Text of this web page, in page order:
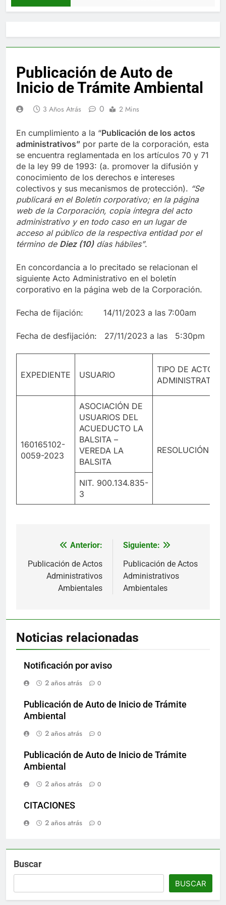
Publicación de Auto de
Inicio de Trámite Ambiental
3 Años Atrás 0 2 Mins
En cumplimiento a la “Publicación de los actos
administrativos” por parte de la corporación, esta
se encuentra reglamentada en los artículos 70 y 71
de la ley 99 de 1993: (a. promover la difusión y
conocimiento de los derechos e intereses
colectivos y sus mecanismos de protección). “Se
publicará en el Boletín corporativo; en la página
web de la Corporación, copia íntegra del acto
administrativo y en todo caso en un lugar de
acceso al público de la respectiva entidad por el
término de Diez (10)días hábiles”.
En concordancia a lo precitado se relacionan el
siguiente Acto Administrativo en el boletín
corporativo en la página web de la Corporación.
Fecha de fijación: 14/11/2023 a las 7:00am
Fecha de desfijación: 27/11/2023 a las 5:30pm
EXPEDIENTE USUARIO
TIPO DE ACTO
ADMINISTRATIVO
160165102-
0059-2023
ASOCIACIÓN DE
USUARIOS DEL
ACUEDUCTO LA
BALSITA –
VEREDA LA
BALSITA
RESOLUCIÓN
NIT. 900.134.835-
3
Navegación
de
entradas
Anterior:
Publicación de Actos
Administrativos
Ambientales
Siguiente:
Publicación de Actos
Administrativos
Ambientales
Noticias relacionadas
Notificación por aviso
2 años atrás
0
Publicación de Auto de Inicio de Trámite
Ambiental
2 años atrás
0
Publicación de Auto de Inicio de Trámite
Ambiental
2 años atrás
0
CITACIONES
2 años atrás
0
Buscar
BUSCAR